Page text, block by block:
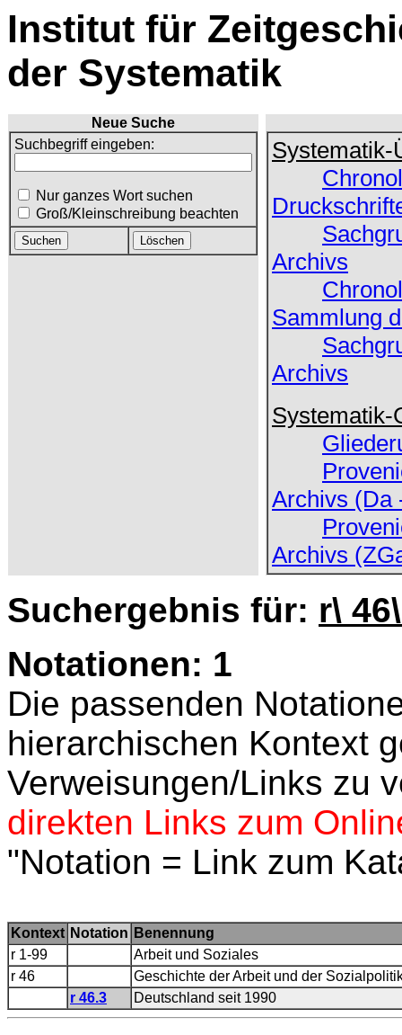
Institut für
der Systematik
Neue Suche
Suchbegriff eingeben:
Nur ganzes Wort suchen
Groß/Kleinschreibung beachten
Systematik-
Archivs
Sammlung
Archivs
Systematik-
Archivs (Da
Archivs
Suchergebnis für: r\
Notationen: 1
Die passenden
hierarchischen Kontext
Verweisungen/Links zu
direkten Links zum
"Notation = Link zum
Kontext Notation Benennung
r 1-99
Arbeit und Soziales
r 46
Geschichte der Arbeit und der
r 46.3
Deutschland seit 1990